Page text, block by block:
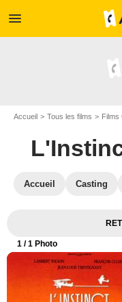
menu
Accueil Tous les films Films
Accueil Casting
1 / 1 Photo